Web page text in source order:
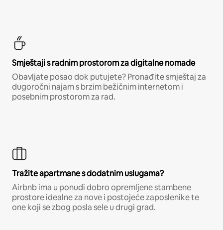
Smještaji s radnim prostorom za digitalne nomade
Obavljate posao dok putujete? Pronađite smještaj za
dugoročni najam s brzim bežičnim internetom i
posebnim prostorom za rad.
Tražite apartmane s dodatnim uslugama?
Airbnb ima u ponudi dobro opremljene stambene
prostore idealne za nove i postojeće zaposlenike te
one koji se zbog posla sele u drugi grad.